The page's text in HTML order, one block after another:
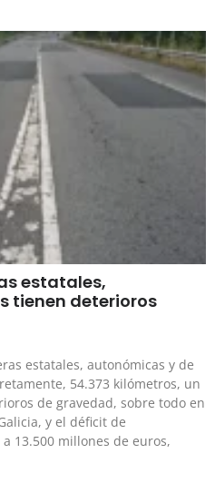
estatales,
tienen deterioros
estatales, autonómicas y de
54.373 kilómetros, un
de gravedad, sobre todo en
y el déficit de
13.500 millones de euros,